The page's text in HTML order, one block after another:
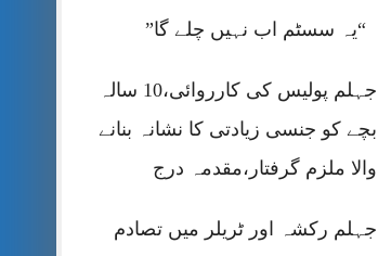
“یہ سسٹم اب نہیں چلے گا”
جہلم پولیس کی کارروائی،10 سالہ
بچے کو جنسی زیادتی کا نشانہ بنانے
والا ملزم گرفتار،مقدمہ درج
جہلم رکشہ اور ٹریلر میں تصادم